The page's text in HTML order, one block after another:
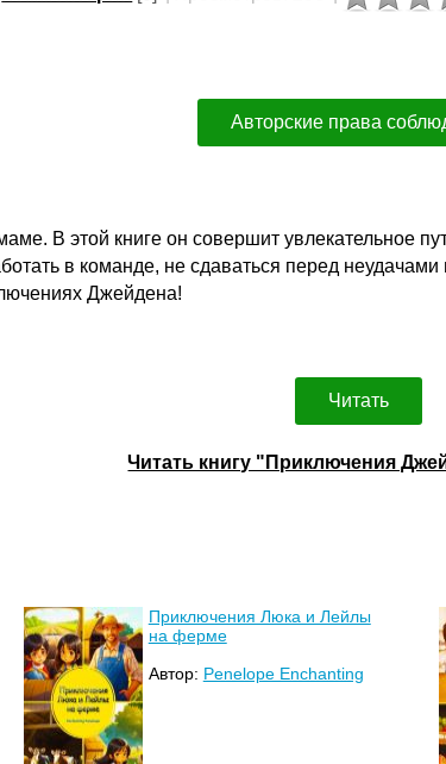
Авторские права
В этой книге он совершит увлекательное
в команде, не сдаваться перед
Джейдена!
Читать
Читать книгу "Приключения
Приключения Люка и Лейлы
на ферме
Автор: Penelope Enchanting